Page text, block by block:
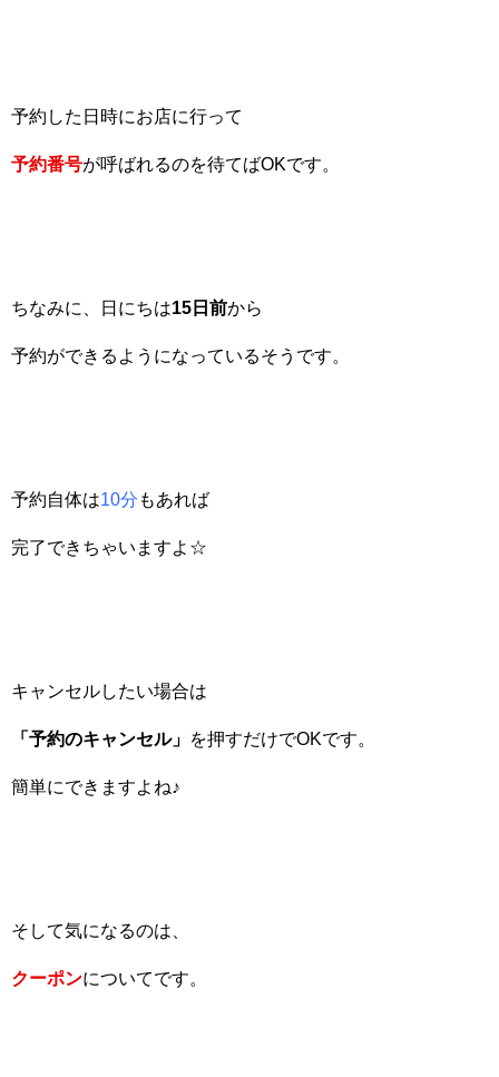
予約した日時にお店に行って
予約番号が呼ばれるのを待てばOKです。
ちなみに、日にちは15 日前から
予約ができるようになっているそうです。
予約自体は10分 もあれば
完了できちゃいますよ☆
キャンセルしたい場合は
「予約のキャンセル」 を押すだけでOKです。
簡単にできますよね♪
そして気になるのは、
クーポンについてです。